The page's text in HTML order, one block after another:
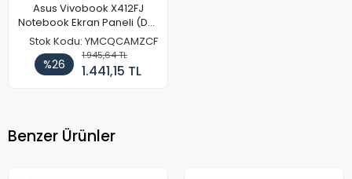
Asus Vivobook X412FJ
Notebook Ekran Paneli (Dar
Kasa - Kulaksız)
Stok Kodu: YMCQCAMZCF
%26
1.945,64 TL
1.441,15 TL
Benzer Ürünler